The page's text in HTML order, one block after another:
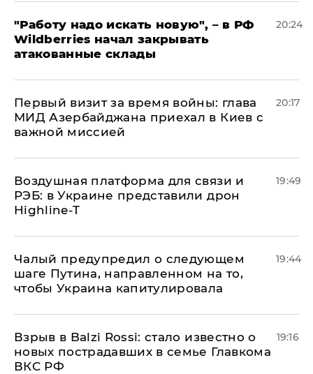
"Работу надо искать новую", – в РФ
Wildberries начал закрывать
атакованные склады
20:24
Первый визит за время войны: глава
МИД Азербайджана приехал в Киев с
важной миссией
20:17
Воздушная платформа для связи и
РЭБ: в Украине представили дрон
Highline-T
19:49
Чалый предупредил о следующем
шаге Путина, направленном на то,
чтобы Украина капитулировала
19:44
Взрыв в Balzi Rossi: стало известно о
новых пострадавших в семье Главкома
ВКС РФ
19:16